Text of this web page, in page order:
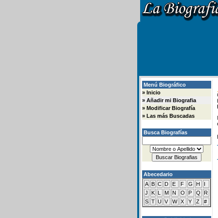
Menú Biográfico
» Inicio
» Añadir mi Biografia
» Modificar Biografía
» Las más Buscadas
Busca Biografías
Abecedario
A B C D E F G H
I
J
K L M N O P Q
R
S T U V W X Y Z #